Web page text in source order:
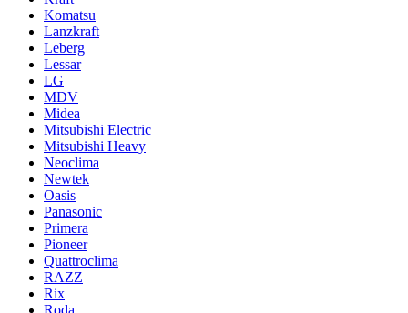
Komatsu
Lanzkraft
Leberg
Lessar
LG
MDV
Midea
Mitsubishi Electric
Mitsubishi Heavy
Neoclima
Newtek
Oasis
Panasonic
Primera
Pioneer
Quattroclima
RAZZ
Rix